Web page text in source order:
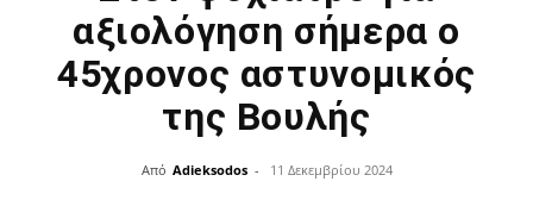
αξιολόγηση σήμερα ο
45χρονος αστυνομικός
της Βουλής
Από Adieksodos - 11 Δεκεμβρίου 2024